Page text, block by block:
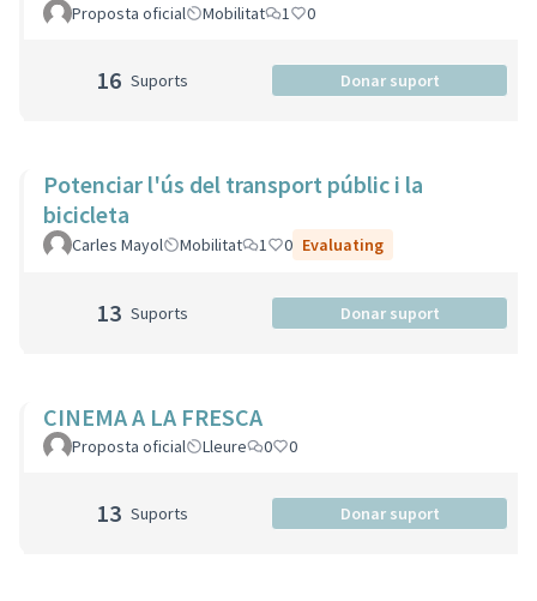
Proposta oficial Mobilitat 1 0
16 Suports Donar suport
Potenciar l'ús del transport públic i la
bicicleta
Carles Mayol Mobilitat 1 0 Evaluating
13 Suports Donar suport
CINEMA A LA FRESCA
Proposta oficial Lleure 0 0
13 Suports Donar suport